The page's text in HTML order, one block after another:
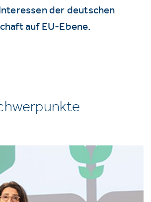
der deutschen
auf EU-Ebene.